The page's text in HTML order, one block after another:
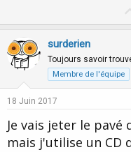
surderien
Toujours savoir
Membre de l'équipe
18 Juin 2017
Je vais jeter le pavé
mais j'utilise un CD